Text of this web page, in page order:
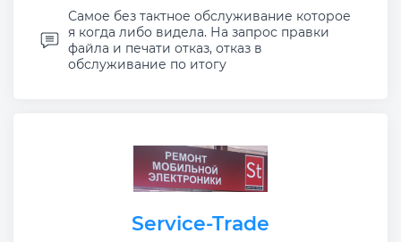
Самое без тактное обслуживание которое
я когда либо видела. На запрос правки
файла и печати отказ, отказ в
обслуживание по итогу
Service-Trade